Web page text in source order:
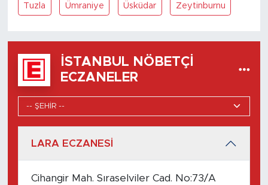
Tuzla Ümraniye Üsküdar Zeytinburnu
İSTANBUL NÖBETÇI
ECZANELER
LARA ECZANESİ
Cihangir Mah. Sıraselviler Cad. No:73/A